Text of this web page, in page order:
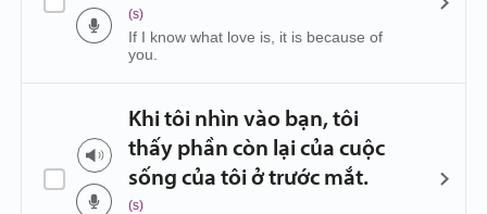
(s)
If I know what love is, it is because of
you.
Khi tôi nhìn vào bạn, tôi
thấy phần còn lại của cuộc
sống của tôi ở trước mắt.
(s)